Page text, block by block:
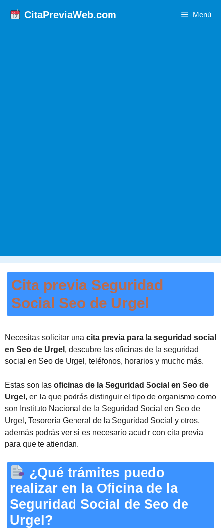
CitaPreviaWeb.com Menú
Cita previa Seguridad
Social Seo de Urgel
Necesitas solicitar una cita previa para la seguridad social
en Seo de Urgel , descubre las oficinas de la seguridad
social en Seo de Urgel, teléfonos, horarios y mucho más.
Estas son las oficinas de la Seguridad Social en Seo de
Urgel , en la que podrás distinguir el tipo de organismo como
son Instituto Nacional de la Seguridad Social en Seo de
Urgel, Tesorería General de la Seguridad Social y otros,
además podrás ver si es necesario acudir con cita previa
para que te atiendan.
¿Qué trámites puedo
realizar en la Oficina de la
Seguridad Social de Seo de
Urgel?